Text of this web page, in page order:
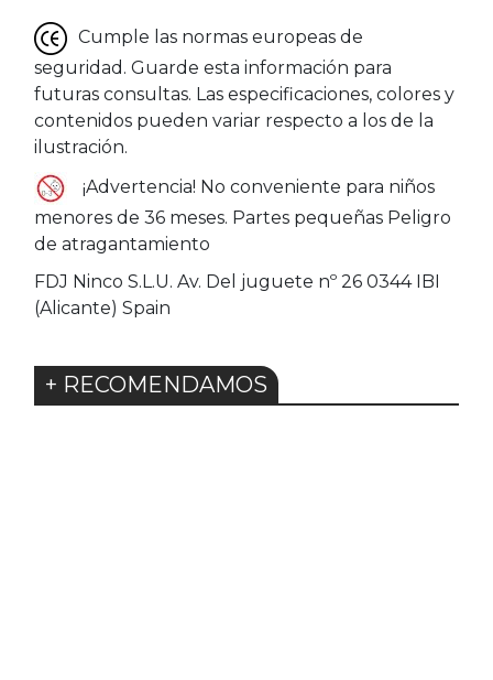
Cumple las normas europeas de
seguridad. Guarde esta información para
futuras consultas. Las especificaciones, colores y
contenidos pueden variar respecto a los de la
ilustración.
¡Advertencia! No conveniente para niños
menores de 36 meses. Partes pequeñas Peligro
de atragantamiento
FDJ Ninco S.L.U. Av. Del juguete nº 26 0344 IBI
(Alicante) Spain
+ RECOMENDAMOS